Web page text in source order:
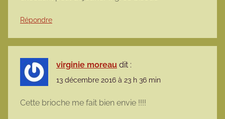
Répondre
virginie moreau dit :
13 décembre 2016 à 23 h 36 min
Cette brioche me fait bien envie !!!!